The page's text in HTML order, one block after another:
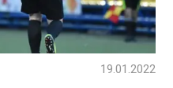
19.01.2022